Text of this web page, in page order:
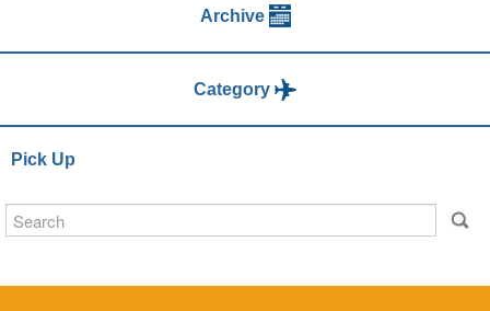
Archive
Category
Pick Up